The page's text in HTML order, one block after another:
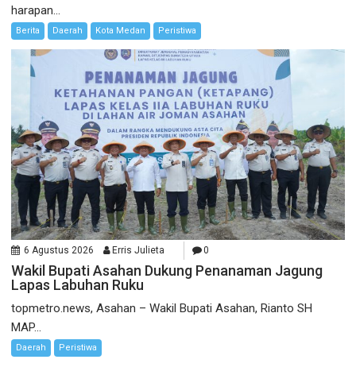
harapan...
Berita Daerah Kota Medan Peristiwa
6 Agustus 2026 Erris Julieta 0
Wakil Bupati Asahan Dukung Penanaman Jagung
Lapas Labuhan Ruku
topmetro.news, Asahan – Wakil Bupati Asahan, Rianto SH
MAP...
Daerah Peristiwa